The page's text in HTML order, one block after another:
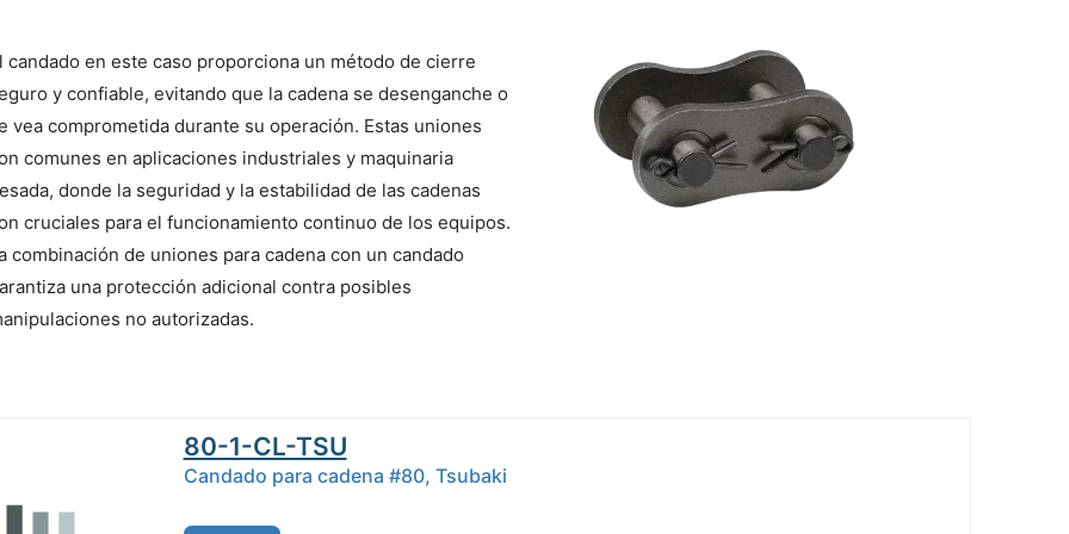
candado en este caso proporciona un método de cierre
y confiable, evitando que la cadena se desenganche o
vea comprometida durante su operación. Estas uniones
comunes en aplicaciones industriales y maquinaria
donde la seguridad y la estabilidad de las cadenas
cruciales para el funcionamiento continuo de los equipos.
combinación de uniones para cadena con un candado
una protección adicional contra posibles
no autorizadas.
80-1-CL-TSU
Candado para cadena #80, Tsubaki